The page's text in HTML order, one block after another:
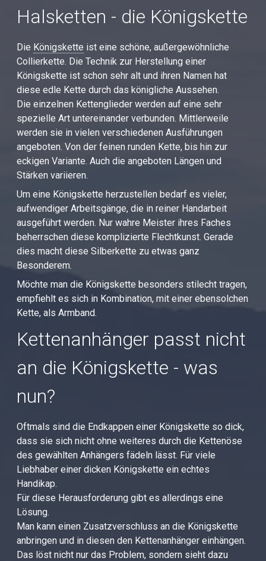
Halsketten - die Königskette
Die Königskette ist eine schöne, außergewöhnliche
Collierkette. Die Technik zur Herstellung einer
Königskette ist schon sehr alt und ihren Namen hat
diese edle Kette durch das königliche Aussehen.
Die einzelnen Kettenglieder werden auf eine sehr
spezielle Art untereinander verbunden. Mittlerweile
werden sie in vielen verschiedenen Ausführungen
angeboten. Von der feinen runden Kette, bis hin zur
eckigen Variante. Auch die angeboten Längen und
Stärken variieren.
Um eine Königskette herzustellen bedarf es vieler,
aufwendiger Arbeitsgänge, die in reiner Handarbeit
ausgeführt werden. Nur wahre Meister ihres Faches
beherrschen diese komplizierte Flechtkunst. Gerade
dies macht diese Silberkette zu etwas ganz
Besonderem.
Möchte man die Königskette besonders stilecht tragen,
empfiehlt es sich in Kombination, mit einer ebensolchen
Kette, als Armband.
Kettenanhänger passt nicht
an die Königskette - was
nun?
Oftmals sind die Endkappen einer Königskette so dick,
dass sie sich nicht ohne weiteres durch die Kettenöse
des gewählten Anhängers fädeln lässt. Für viele
Liebhaber einer dicken Königskette ein echtes
Handikap.
Für diese Herausforderung gibt es allerdings eine
Lösung.
Man kann einen Zusatzverschluss an die Königskette
anbringen und in diesen den Kettenanhänger einhängen.
Das löst nicht nur das Problem, sondern sieht dazu